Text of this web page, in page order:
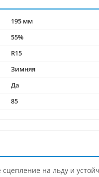
195 мм
55%
R15
Зимняя
Да
85
на льду и